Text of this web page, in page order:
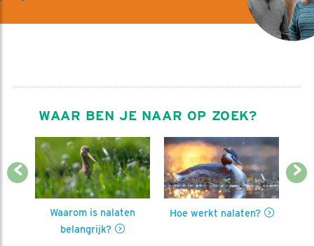
WAAR BEN JE NAAR OP ZOEK?
Previous
Waarom is nalaten
belangrijk?
Hoe werkt nalaten?
Next